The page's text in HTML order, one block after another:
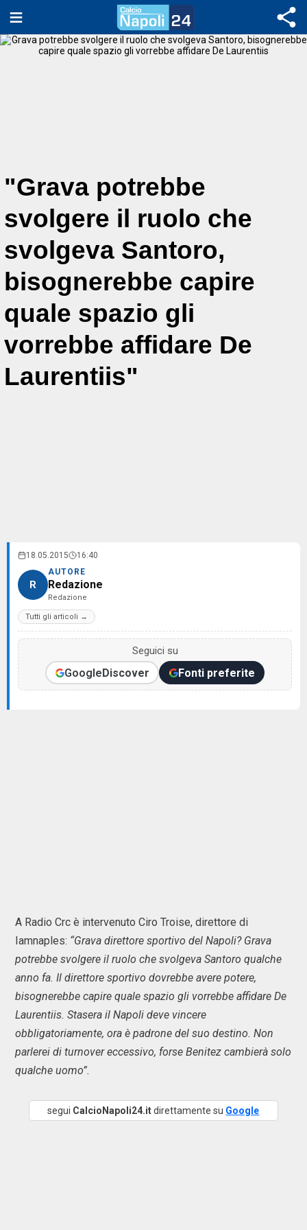
"Grava potrebbe
svolgere il ruolo che
svolgeva Santoro,
bisognerebbe capire
quale spazio gli
vorrebbe affidare De
Laurentiis"
18.05.2015 16:40
R
AUTORE
Redazione
Redazione
Tutti gli articoli →
Seguici su
GoogleDiscover Fonti preferite
A Radio Crc è intervenuto Ciro Troise, direttore di
Iamnaples: “Grava direttore sportivo del Napoli? Grava
potrebbe svolgere il ruolo che svolgeva Santoro qualche
anno fa. Il direttore sportivo dovrebbe avere potere,
bisognerebbe capire quale spazio gli vorrebbe affidare De
Laurentiis. Stasera il Napoli deve vincere
obbligatoriamente, ora è padrone del suo destino. Non
parlerei di turnover eccessivo, forse Benitez cambierà solo
qualche uomo”.
segui CalcioNapoli24.itdirettamente su Google